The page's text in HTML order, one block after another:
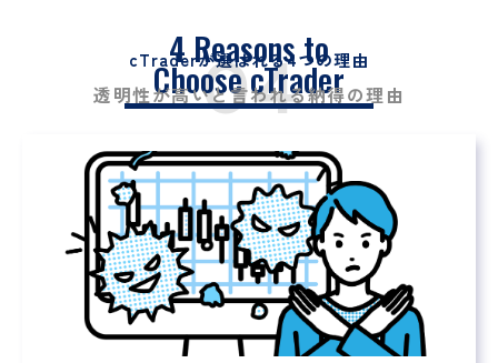
cTraderが選ばれる4つの理由
04
4 Reasons to
Choose cTrader
透明性が高いと言われる納得の理由